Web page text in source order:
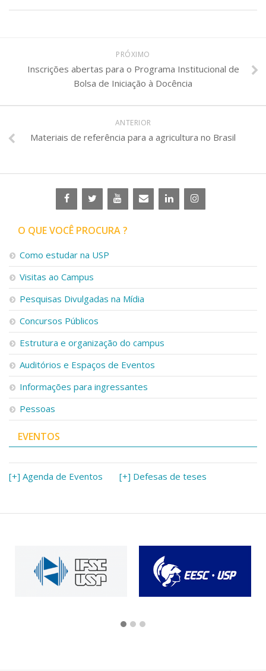
PRÓXIMO
Inscrições abertas para o Programa Institucional de
Bolsa de Iniciação à Docência
ANTERIOR
Materiais de referência para a agricultura no Brasil
O QUE VOCÊ PROCURA ?
Como estudar na USP
Visitas ao Campus
Pesquisas Divulgadas na Mídia
Concursos Públicos
Estrutura e organização do campus
Auditórios e Espaços de Eventos
Informações para ingressantes
Pessoas
EVENTOS
[+] Agenda de Eventos [+] Defesas de teses